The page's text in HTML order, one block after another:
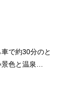
で約30分のと
色と温泉…